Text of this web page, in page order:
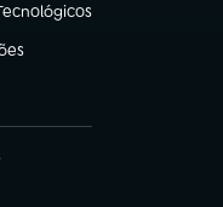
aba)